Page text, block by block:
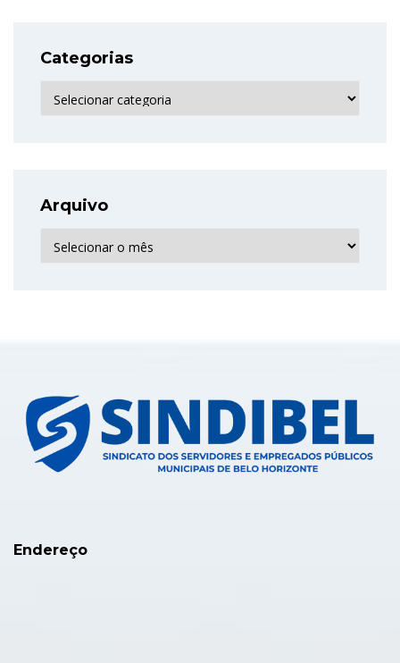
Categorias
Categorias
Arquivo
Arquivo
Endereço